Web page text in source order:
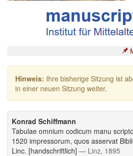
Hinweis: Ihre bisherige Sitzung ist
in einer neuen Sitzung weiter.
Konrad Schiffmann
Tabulae omnium codicum manu
1520 impressorum, quos asservat
Linc. [handschriftlich] — Linz, 1895